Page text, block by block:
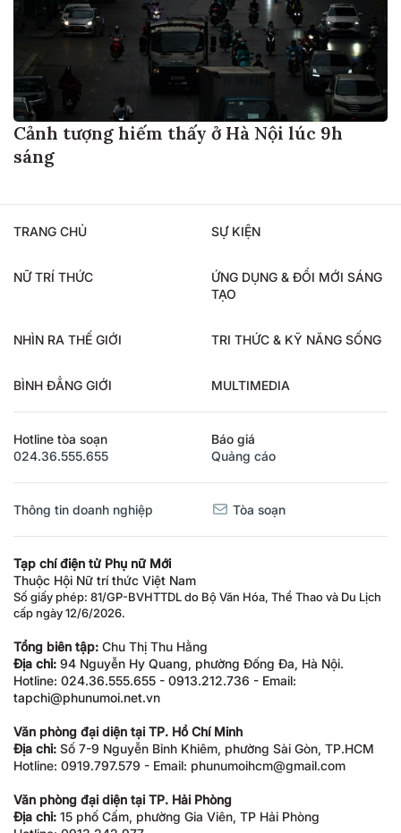
Cảnh tượng hiếm thấy ở Hà Nội lúc 9h
sáng
TRANG CHỦ SỰ KIỆN
NỮ TRÍ THỨC
ỨNG DỤNG & ĐỔI MỚI SÁNG
TẠO
NHÌN RA THẾ GIỚI TRI THỨC & KỸ NĂNG SỐNG
BÌNH ĐẲNG GIỚI MULTIMEDIA
Hotline tòa soạn
024.36.555.655
Báo giá
Quảng cáo
Thông tin doanh nghiệp Tòa soạn
Tạp chí điện tử Phụ nữ Mới
Thuộc Hội Nữ trí thức Việt Nam
Số giấy phép: 81/GP-BVHTTDL do Bộ Văn Hóa, Thể Thao và Du Lịch
cấp ngày 12/6/2026.
Tổng biên tập: Chu Thị Thu Hằng
Địa chỉ: 94 Nguyễn Hy Quang, phường Đống Đa, Hà Nội.
Hotline: 024.36.555.655 - 0913.212.736 - Email:
tapchi@phunumoi.net.vn
Văn phòng đại diện tại TP. Hồ Chí Minh
Địa chỉ: Số 7-9 Nguyễn Bỉnh Khiêm, phường Sài Gòn, TP.HCM
Hotline: 0919.797.579 - Email: phunumoihcm@gmail.com
Văn phòng đại diện tại TP. Hải Phòng
Địa chỉ: 15 phố Cấm, phường Gia Viên, TP Hải Phòng